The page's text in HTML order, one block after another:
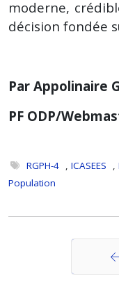
moderne,
décision fondée
Par Appolinaire
PF ODP/
RGPH-4 , ICASEES ,
Population